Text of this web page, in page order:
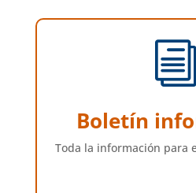
i
Boletín
Toda la información para